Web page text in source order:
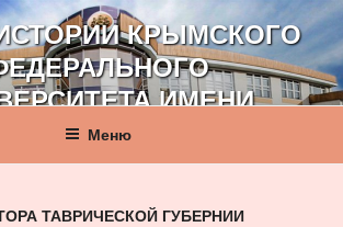
КРЫМСКОГО
ИМЕНИ
И. ВЕРНАДСКОГО
Меню
ТАВРИЧЕСКОЙ ГУБЕРНИИ